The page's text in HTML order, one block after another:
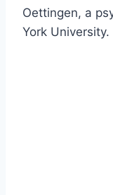
Oettingen, a
York University.